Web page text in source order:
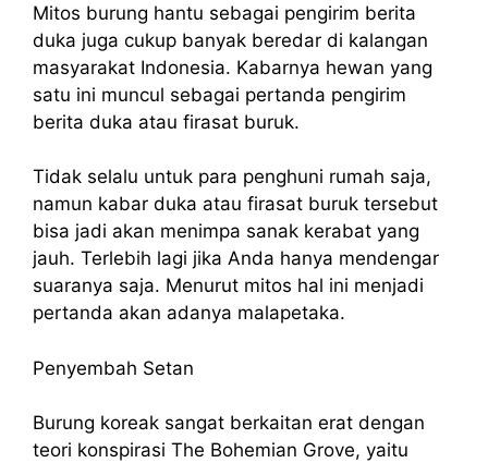
Mitos burung hantu sebagai pengirim berita
duka juga cukup banyak beredar di kalangan
masyarakat Indonesia. Kabarnya hewan yang
satu ini muncul sebagai pertanda pengirim
berita duka atau firasat buruk.
Tidak selalu untuk para penghuni rumah saja,
namun kabar duka atau firasat buruk tersebut
bisa jadi akan menimpa sanak kerabat yang
jauh. Terlebih lagi jika Anda hanya mendengar
suaranya saja. Menurut mitos hal ini menjadi
pertanda akan adanya malapetaka.
Penyembah Setan
Burung koreak sangat berkaitan erat dengan
teori konspirasi The Bohemian Grove, yaitu